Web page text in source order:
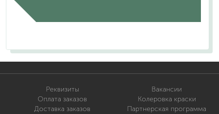
Реквизиты
Оплата заказов
Доставка заказов
Вакансии
Колеровка краски
Партнерская программа